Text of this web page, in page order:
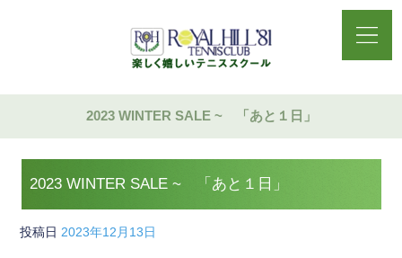
2023 WINTER SALE ~ 「あと１日」
2023 WINTER SALE ~ 「あと１日」
投稿日 2023年12月13日